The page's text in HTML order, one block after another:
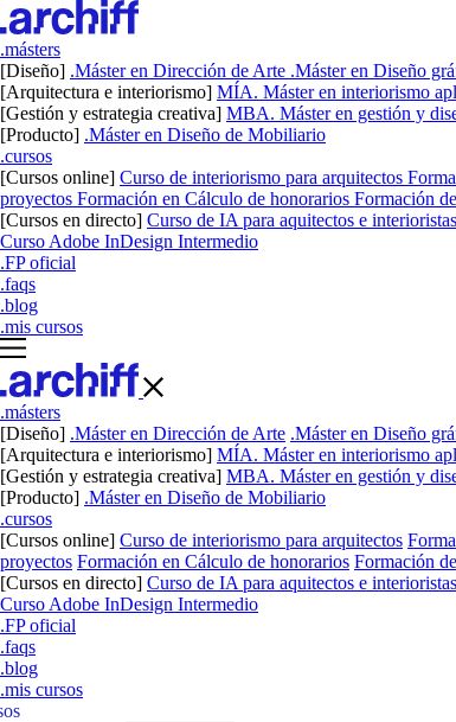
.másters
[Diseño] .Máster en Dirección de Arte .Máster en Diseño
[Arquitectura e interiorismo] MÍA. Máster en interiorismo
[Gestión y estrategia creativa] MBA. Máster en gestión y
[Producto] .Máster en Diseño de Mobiliario
.cursos
[Cursos online] Curso de interiorismo para arquitectos
proyectos Formación en Cálculo de honorarios Formación
[Cursos en directo] Curso de IA para aquitectos e interioristas
Curso Adobe InDesign Intermedio
.FP oficial
.faqs
.blog
.mis cursos
.másters
[Diseño] .Máster en Dirección de Arte .Máster en Diseño
[Arquitectura e interiorismo] MÍA. Máster en interiorismo
[Gestión y estrategia creativa] MBA. Máster en gestión y
[Producto] .Máster en Diseño de Mobiliario
.cursos
[Cursos online] Curso de interiorismo para arquitectos
proyectos Formación en Cálculo de honorarios Formación
[Cursos en directo] Curso de IA para aquitectos e interioristas
Curso Adobe InDesign Intermedio
.FP oficial
.faqs
.blog
.mis cursos